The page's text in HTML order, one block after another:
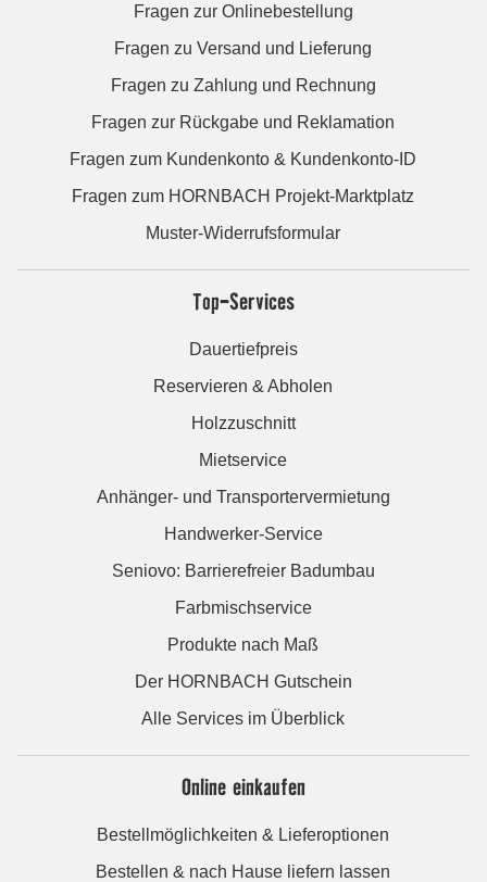
Fragen zur Onlinebestellung
Fragen zu Versand und Lieferung
Fragen zu Zahlung und Rechnung
Fragen zur Rückgabe und Reklamation
Fragen zum Kundenkonto & Kundenkonto-ID
Fragen zum HORNBACH Projekt-Marktplatz
Muster-Widerrufsformular
Top-Services
Dauertiefpreis
Reservieren & Abholen
Holzzuschnitt
Mietservice
Anhänger- und Transportervermietung
Handwerker-Service
Seniovo: Barrierefreier Badumbau
Farbmischservice
Produkte nach Maß
Der HORNBACH Gutschein
Alle Services im Überblick
Online einkaufen
Bestellmöglichkeiten & Lieferoptionen
Bestellen & nach Hause liefern lassen